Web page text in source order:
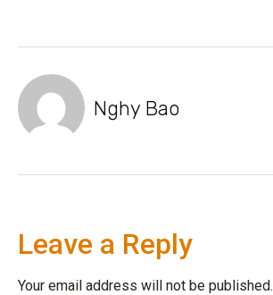
Nghy Bao
Leave a Reply
Your email address will not be published.